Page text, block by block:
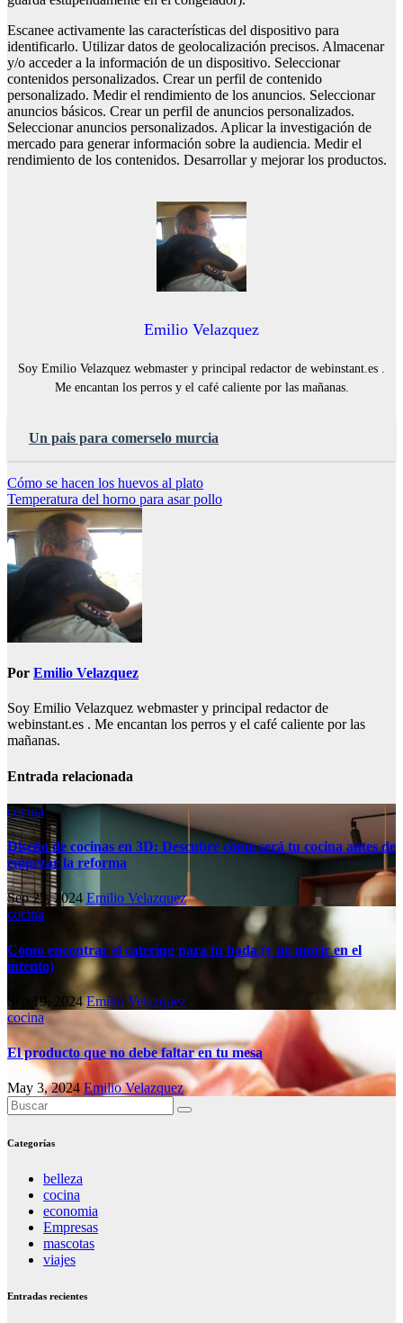
Escanee activamente las características del dispositivo para
identificarlo. Utilizar datos de geolocalización precisos. Almacenar
y/o acceder a la información de un dispositivo. Seleccionar
contenidos personalizados. Crear un perfil de contenido
personalizado. Medir el rendimiento de los anuncios. Seleccionar
anuncios básicos. Crear un perfil de anuncios personalizados.
Seleccionar anuncios personalizados. Aplicar la investigación de
mercado para generar información sobre la audiencia. Medir el
rendimiento de los contenidos. Desarrollar y mejorar los productos.
Emilio Velazquez
Soy Emilio Velazquez webmaster y principal redactor de webinstant.es .
Me encantan los perros y el café caliente por las mañanas.
Un pais para comerselo murcia
Navegación
de
entradas
Cómo se hacen los huevos al plato
Temperatura del horno para asar pollo
Por Emilio Velazquez
Soy Emilio Velazquez webmaster y principal redactor de
webinstant.es . Me encantan los perros y el café caliente por las
mañanas.
Entrada relacionada
cocina
Diseño de cocinas en 3D: Descubre cómo será tu cocina antes de
empezar la reforma
Sep 25, 2024 Emilio Velazquez
cocina
Cómo encontrar el catering para tu boda (y no morir en el
intento)
Sep 19, 2024Emilio Velazquez
cocina
El producto que no debe faltar en tu mesa
May 3, 2024 Emilio Velazquez
Categorías
belleza
cocina
economia
Empresas
mascotas
viajes
Entradas recientes